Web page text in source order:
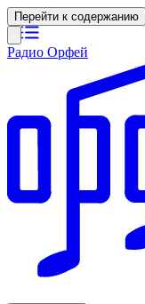
Перейти к содержанию
Радио Орфей